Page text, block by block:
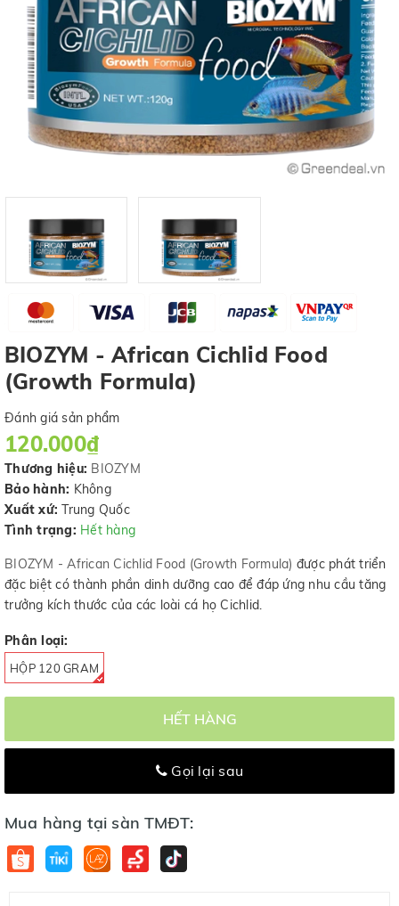
BIOZYM - African Cichlid Food
(Growth Formula)
Đánh giá sản phẩm
120.000₫
Thương hiệu: BIOZYM
Bảo hành: Không
Xuất xứ: Trung Quốc
Tình trạng: Hết hàng
BIOZYM - African Cichlid Food (Growth Formula) được phát triển
đặc biệt có thành phần dinh dưỡng cao để đáp ứng nhu cầu tăng
trưởng kích thước của các loài cá họ Cichlid.
Phân loại:
HỘP 120 GRAM
HẾT HÀNG
Gọi lại sau
Mua hàng tại sàn TMĐT: